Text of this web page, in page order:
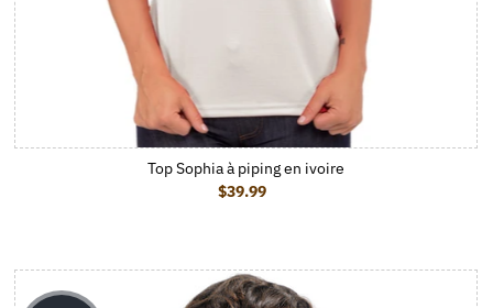
Top Sophia à piping en ivoire
Prix ordinaire
$39.99